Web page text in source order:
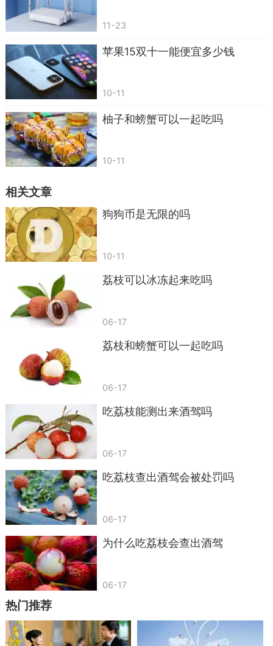
11-23
苹果15双十一能便宜多少钱
10-11
柚子和螃蟹可以一起吃吗
10-11
相关文章
狗狗币是无限的吗
10-11
荔枝可以冰冻起来吃吗
06-17
荔枝和螃蟹可以一起吃吗
06-17
吃荔枝能测出来酒驾吗
06-17
吃荔枝查出酒驾会被处罚吗
06-17
为什么吃荔枝会查出酒驾
06-17
热门推荐